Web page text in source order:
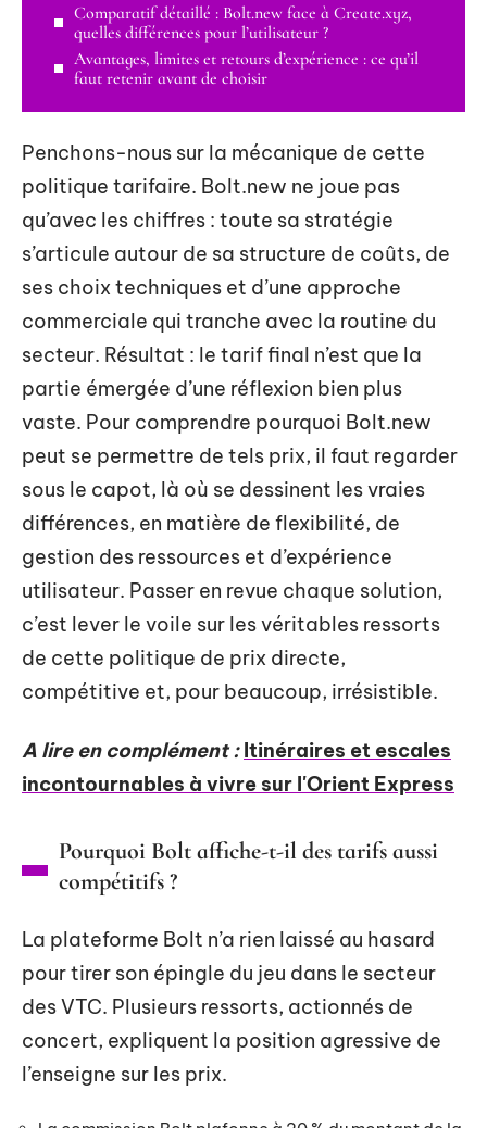
Comparatif détaillé : Bolt.new face à Create.xyz,
quelles différences pour l’utilisateur ?
Avantages, limites et retours d’expérience : ce qu’il
faut retenir avant de choisir
Penchons-nous sur la mécanique de cette
politique tarifaire. Bolt.new ne joue pas
qu’avec les chiffres : toute sa stratégie
s’articule autour de sa structure de coûts, de
ses choix techniques et d’une approche
commerciale qui tranche avec la routine du
secteur. Résultat : le tarif final n’est que la
partie émergée d’une réflexion bien plus
vaste. Pour comprendre pourquoi Bolt.new
peut se permettre de tels prix, il faut regarder
sous le capot, là où se dessinent les vraies
différences, en matière de flexibilité, de
gestion des ressources et d’expérience
utilisateur. Passer en revue chaque solution,
c’est lever le voile sur les véritables ressorts
de cette politique de prix directe,
compétitive et, pour beaucoup, irrésistible.
A lire en complément : Itinéraires et escales
incontournables à vivre sur l'Orient Express
Pourquoi Bolt affiche-t-il des tarifs aussi
compétitifs ?
La plateforme Bolt n’a rien laissé au hasard
pour tirer son épingle du jeu dans le secteur
des VTC. Plusieurs ressorts, actionnés de
concert, expliquent la position agressive de
l’enseigne sur les prix.